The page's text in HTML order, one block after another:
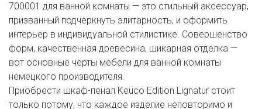
700001 для ванной комнаты — это стильный аксессуар,
призванный подчеркнуть элитарность, и оформить
интерьер в индивидуальной стилистике. Совершенство
форм, качественная древесина, шикарная отделка —
вот основные черты мебели для ванной комнаты
немецкого производителя.
Приобрести шкаф-пенал Keuco Edition Lignatur стоит
только потому, что каждое изделие неповторимо и